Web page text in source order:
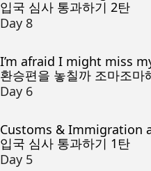
입국 심사 통과하기 2탄
Day 8
I’m afraid I might miss
환승편을 놓칠까 조마조마
Day 6
Customs & Immigration
입국 심사 통과하기 1탄
Day 5